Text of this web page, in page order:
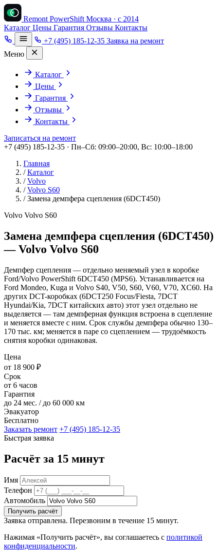
Remont PowerShift Москва · с 2014
Каталог Цены Гарантия Отзывы Контакты
+7 (495) 185-12-35 Заявка на ремонт
Меню
Каталог
Цены
Гарантия
Отзывы
Контакты
Записаться на ремонт
+7 (495) 185-12-35 · Пн–Сб: 09:00–20:00, Вс: 10:00–18:00
Главная
/ Каталог
/ Volvo
/ Volvo S60
/ Замена демпфера сцепления (6DCT450)
Volvo Volvo S60
Замена демпфера сцепления (6DCT450)
— Volvo Volvo S60
Демпфер сцепления — отдельно меняемый узел в коробке
Ford/Volvo PowerShift 6DCT450 (MPS6). Устанавливается на
Ford Mondeo, Kuga и Volvo S40, V50, S60, V60, V70, XC60. На
других DCT-коробках (6DCT250 Focus/Fiesta, 7DCT
Hyundai/Kia, 7DCT китайских авто) этот узел отдельно не
выделяется — там демпферная функция встроена в сцепление
и меняется вместе с ним. Срок службы демпфера обычно 130–
170 тыс. км; меняется в паре со сцеплением — трудоёмкость
снятия коробки одинаковая.
Цена
от 18 900 ₽
Срок
от 6 часов
Гарантия
до 24 мес. / до 60 000 км
Эвакуатор
Бесплатно
Заказать ремонт +7 (495) 185-12-35
Быстрая заявка
Расчёт за 15 минут
Имя
Телефон
Автомобиль
Получить расчёт
Заявка отправлена. Перезвоним в течение 15 минут.
Нажимая «Получить расчёт», вы соглашаетесь с политикой
конфиденциальности.